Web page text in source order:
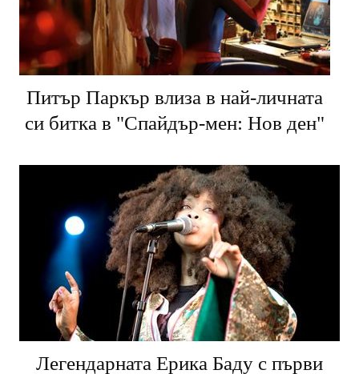
Питър Паркър влиза в най-личната
си битка в "Спайдър-мен: Нов ден"
Легендарната Ерика Баду с първи